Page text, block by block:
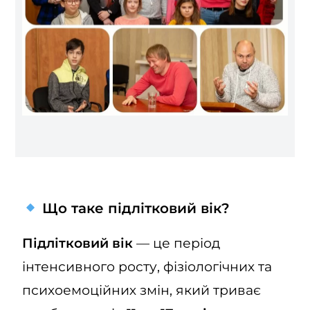
Що таке підлітковий вік?
Підлітковий вік — це період
інтенсивного росту, фізіологічних та
психоемоційних змін, який триває